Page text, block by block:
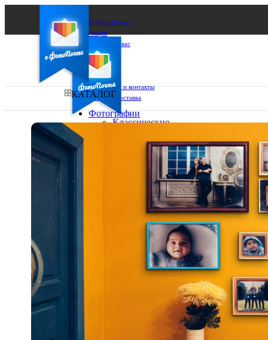
О ФотоПочте
Акции
Сделаем за вас
Бизнесу
FAQ
Франшиза
Поддержка и контакты
Оплата и доставка
Ваш город:
Выберите из списка:
КАТАЛОГ
Фотографии
Классические
10х10
10х15
15х15
15х20
20х20
20х30
30х30
30х40